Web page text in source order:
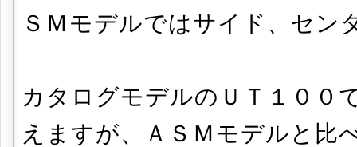
ＳＭモデルではサイド、セン
カタログモデルのＵＴ１００
えますが、ＡＳＭモデルと比